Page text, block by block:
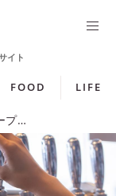
FOOD LIFE
【2026年4月ニューオープン】こだわりのビールが飲める専門店や都内屈指の憩いの場に登場するカフェ・レストラン5選